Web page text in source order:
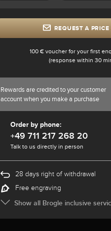
REQUEST A PRICE
100 € voucher for your first
(response within 30
Rewards are credited to your customer
account when you make a purchase
Order by phone:
+49 711 217 268 20
Talk to us directly in person
28 days right of withdrawal
Free engraving
Show all Brogle inclusive